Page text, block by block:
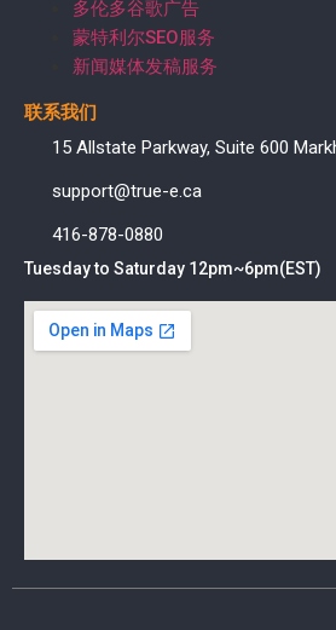
多伦多谷歌广告
蒙特利尔SEO服务
新闻媒体发稿服务
联系我们
15 Allstate Parkway, Suite 600
support@true-e.ca
416-878-0880
Tuesday to Saturday 12pm~6pm(EST)